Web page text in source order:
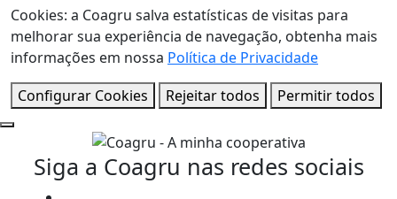
Cookies: a Coagru salva estatísticas de visitas para
melhorar sua experiência de navegação, obtenha mais
informações em nossa Política de Privacidade
Configurar Cookies
Rejeitar todos Permitir todos
Siga a Coagru nas redes sociais